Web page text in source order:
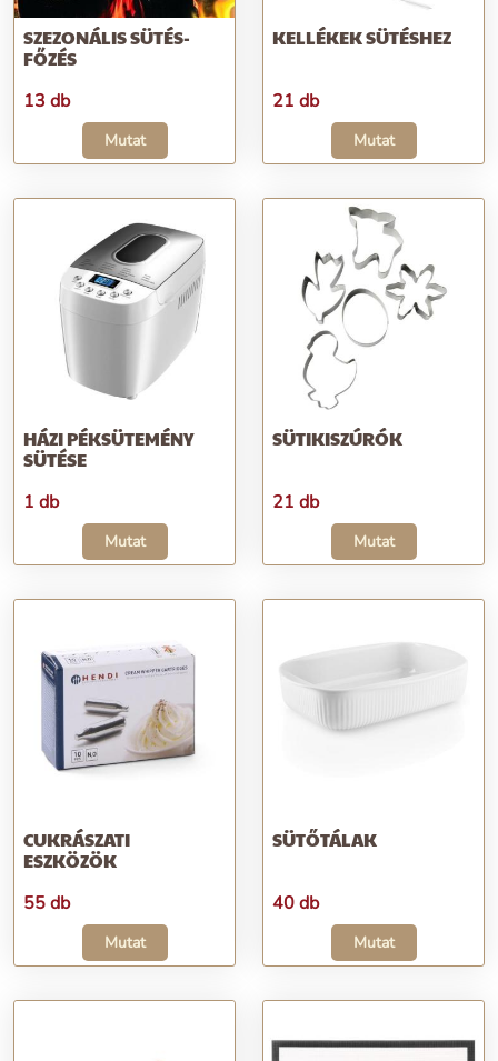
SZEZONÁLIS SÜTÉS-
FŐZÉS
13 db
Mutat
KELLÉKEK SÜTÉSHEZ
21 db
Mutat
HÁZI PÉKSÜTEMÉNY
SÜTÉSE
1 db
Mutat
SÜTIKISZÚRÓK
21 db
Mutat
CUKRÁSZATI
ESZKÖZÖK
55 db
Mutat
SÜTŐTÁLAK
40 db
Mutat